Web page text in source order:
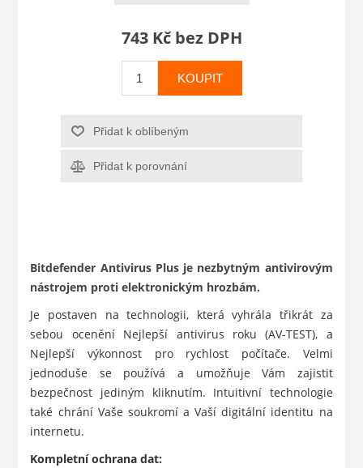
743 Kč bez DPH
KOUPIT
Přidat k oblíbeným
Přidat k porovnání
Bitdefender Antivirus Plus je nezbytným antivirovým
nástrojem proti elektronickým hrozbám.
Je postaven na technologii, která vyhrála třikrát za
sebou ocenění Nejlepší antivirus roku (AV-TEST), a
Nejlepší výkonnost pro rychlost počítače. Velmi
jednoduše se používá a umožňuje Vám zajistit
bezpečnost jediným kliknutím. Intuitivní technologie
také chrání Vaše soukromí a Vaší digitální identitu na
internetu.
Kompletní ochrana dat: